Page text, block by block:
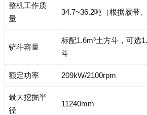
整机工作质
量
34.7~36.2吨（根据履带
铲斗容量
标配1.6m³土方斗，可选
斗
额定功率 209kW/2100rpm
最大挖掘半
径
11240mm